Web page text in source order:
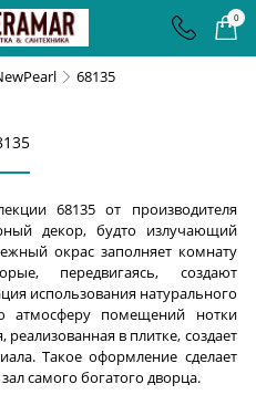
0
68135
68135 от производителя
декор, будто излучающий
окрас заполняет комнату
передвигаясь, создают
использования натурального
помещений нотки
в плитке, создает
Такое оформление сделает
самого богатого дворца.